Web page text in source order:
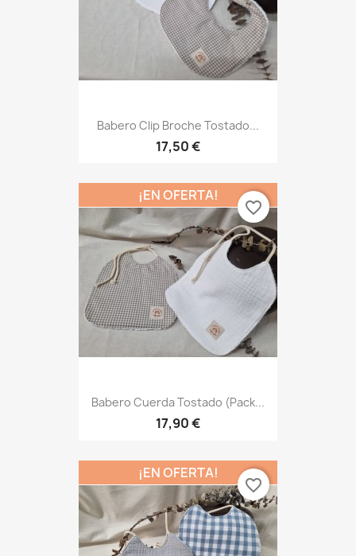
Babero Clip Broche Tostado...
17,50 €
Babero Cuerda Tostado (Pack...
17,90 €
¡EN OFERTA!
favorite_border
¡EN OFERTA!
favorite_border